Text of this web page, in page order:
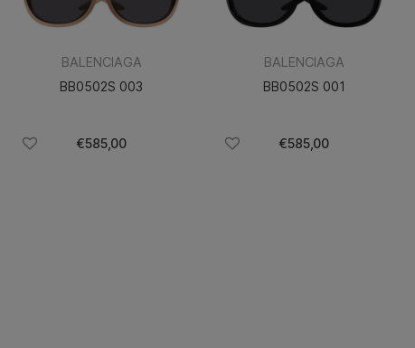
BALENCIAGA
BB0502S 003
€585,00
BALENCIAGA
BB0502S 001
€585,00